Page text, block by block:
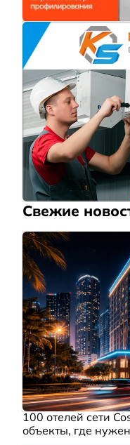
Свежие
100 отелей сети
объекты, где